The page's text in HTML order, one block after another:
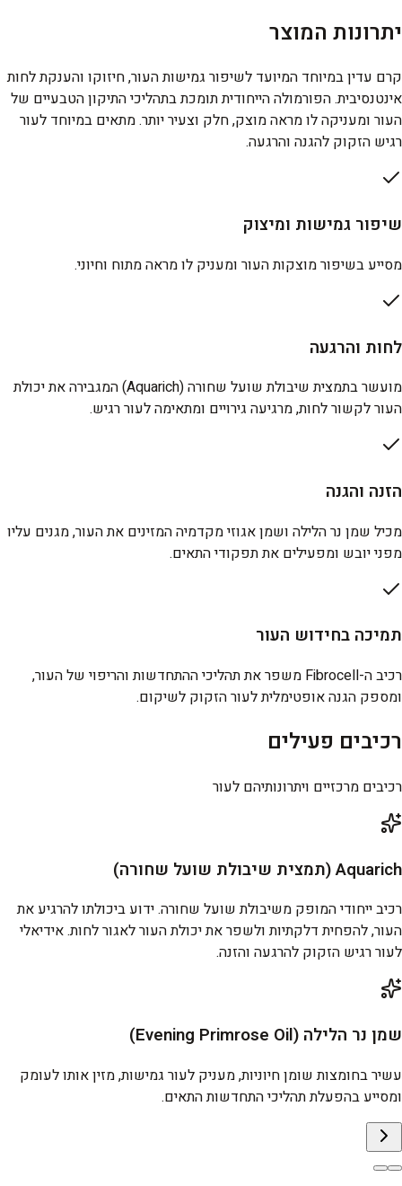
יתרונות המוצר
קרם עדין במיוחד המיועד לשיפור גמישות העור, חיזוקו והענקת לחות
אינטנסיבית. הפורמולה הייחודית תומכת בתהליכי התיקון הטבעיים של
העור ומעניקה לו מראה מוצק, חלק וצעיר יותר. מתאים במיוחד לעור
רגיש הזקוק להגנה והרגעה.
שיפור גמישות ומיצוק
מסייע בשיפור מוצקות העור ומעניק לו מראה מתוח וחיוני.
לחות והרגעה
מועשר בתמצית שיבולת שועל שחורה (Aquarich) המגבירה את יכולת
העור לקשור לחות, מרגיעה גירויים ומתאימה לעור רגיש.
הזנה והגנה
מכיל שמן נר הלילה ושמן אגוזי מקדמיה המזינים את העור, מגנים עליו
מפני יובש ומפעילים את תפקודי התאים.
תמיכה בחידוש העור
רכיב ה-Fibrocell משפר את תהליכי ההתחדשות והריפוי של העור,
ומספק הגנה אופטימלית לעור הזקוק לשיקום.
רכיבים פעילים
רכיבים מרכזיים ויתרונותיהם לעור
Aquarich (תמצית שיבולת שועל שחורה)
רכיב ייחודי המופק משיבולת שועל שחורה. ידוע ביכולתו להרגיע את
העור, להפחית דלקתיות ולשפר את יכולת העור לאגור לחות. אידיאלי
לעור רגיש הזקוק להרגעה והזנה.
שמן נר הלילה (Evening Primrose Oil)
עשיר בחומצות שומן חיוניות, מעניק לעור גמישות, מזין אותו לעומק
ומסייע בהפעלת תהליכי התחדשות התאים.